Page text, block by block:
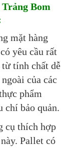
Bom
mặt hàng
yêu cầu rất
tính chất dễ
của các
phẩm
chí bảo quản.
cụ thích hợp
Pallet có